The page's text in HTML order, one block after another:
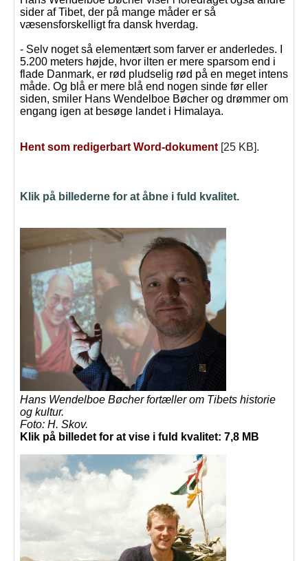
sider af Tibet, der på mange måder er så
væsensforskelligt fra dansk hverdag.
- Selv noget så elementært som farver er anderledes. I
5.200 meters højde, hvor ilten er mere sparsom end i
flade Danmark, er rød pludselig rød på en meget intens
måde. Og blå er mere blå end nogen sinde før eller
siden, smiler Hans Wendelboe Bøcher og drømmer om
engang igen at besøge landet i Himalaya.
Hent som redigerbart Word-dokument [25 KB].
Klik på billederne for at åbne i fuld kvalitet.
Hans Wendelboe Bøcher fortæller om Tibets historie
og kultur.
Foto: H. Skov.
Klik på billedet for at vise i fuld kvalitet: 7,8 MB